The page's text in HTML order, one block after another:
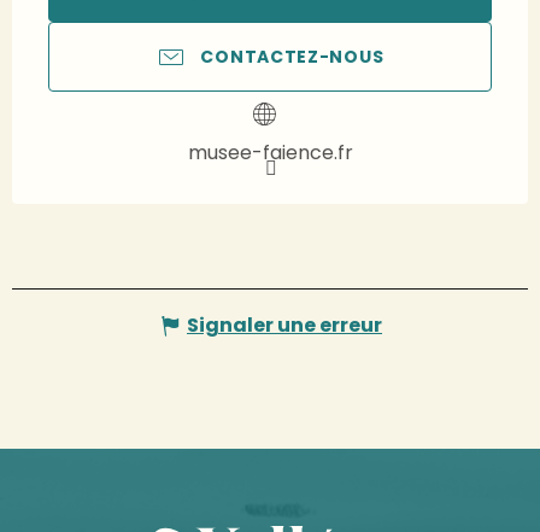
CONTACTEZ-NOUS
musee-faience.fr
Signaler une erreur